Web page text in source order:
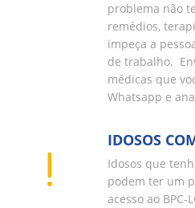
problema não
remédios,
impeça a
de trabalho.
médicas que
Whatsapp e
IDOSOS
Idosos que
podem ter um
acesso ao BPC-